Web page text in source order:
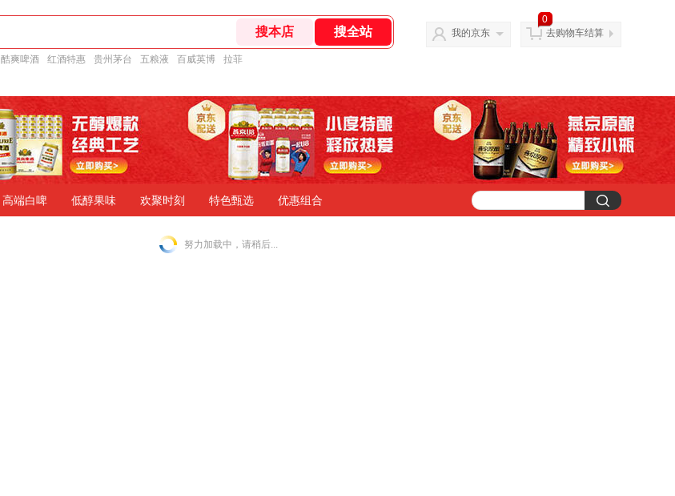
酷爽啤酒 红酒特惠 贵州茅台 五粮液 百威英博 拉菲
我的京东
0
去购物车结算
高端白啤 低醇果味 欢聚时刻 特色甄选 优惠组合
努力加载中，请稍后...